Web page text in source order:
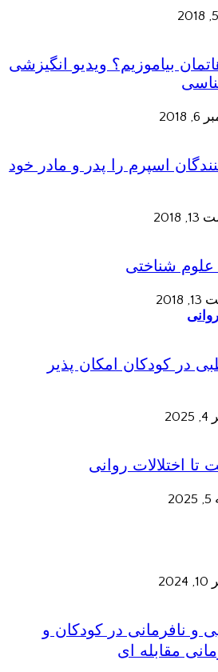
بیاموزیم؟ ویدیو انگیزشی
اسپرم را پدر و مادر خود
علوم شناختی
در کودکان امکان پذیر
تا اختلالات روانی
و نافرمانی در کودکان و
مقابله ای